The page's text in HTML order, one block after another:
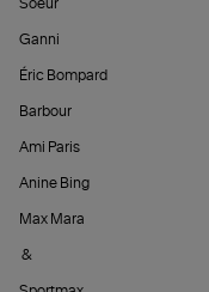
Soeur
Ganni
Éric Bompard
Barbour
Ami Paris
Anine Bing
Max Mara
&